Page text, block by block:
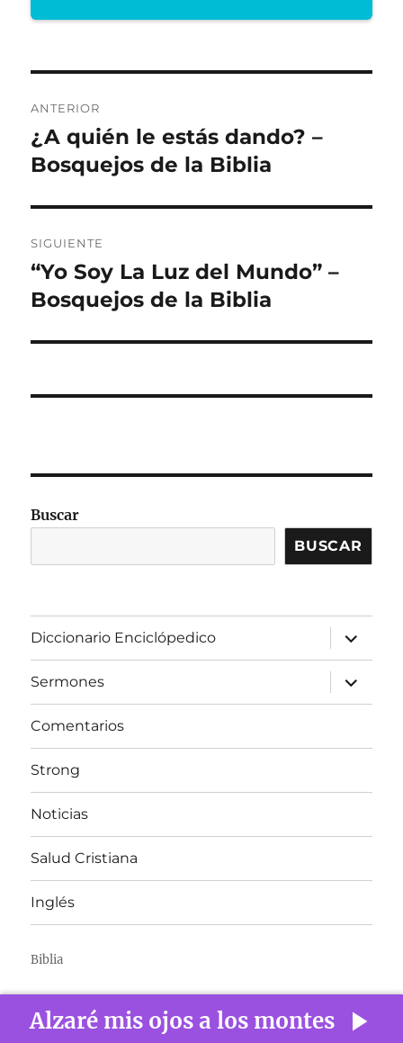
de
entradas
ANTERIOR
Entrada
anterior:
¿A quién le estás dando? –
Bosquejos de la Biblia
SIGUIENTE
Entrada
siguiente:
“Yo Soy La Luz del Mundo” –
Bosquejos de la Biblia
Buscar
BUSCAR
Diccionario Enciclópedico
expandir
el
menú
inferior
Sermones
expandir
el
menú
Comentarios
Strong
Noticias
Salud Cristiana
Inglés
Biblia
Alzaré mis ojos a los montes